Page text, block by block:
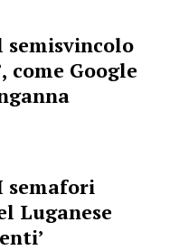
semisvincolo
come Google
semafori
Luganese